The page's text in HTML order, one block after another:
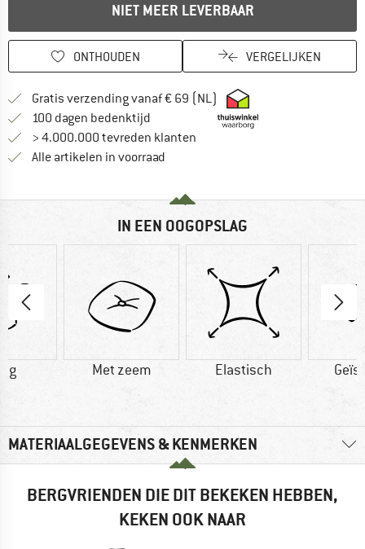
NIET MEER LEVERBAAR
ONTHOUDEN VERGELIJKEN
Gratis verzending vanaf € 69 (NL) Vind hier de
100 dagen bedenktijd Vind de betalingsinformatie hier!
> 4.000.000 tevreden klanten
Alle artikelen in voorraad
IN EEN OOGOPSLAG
g Met zeem Elastisch
MATERIAALGEGEVENS & KENMERKEN
BERGVRIENDEN DIE DIT BEKEKEN HEBBEN,
KEKEN OOK NAAR